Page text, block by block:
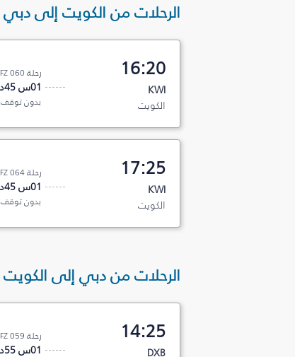
الرحلات من الكويت إلى دبي
16:20
KWI
الكويت
رحلة FZ 060
01س 45د
بدون توقف
17:25
KWI
الكويت
رحلة FZ 064
01س 45د
بدون توقف
الرحلات من دبي إلى الكويت
14:25
DXB
رحلة FZ 059
01س 55د